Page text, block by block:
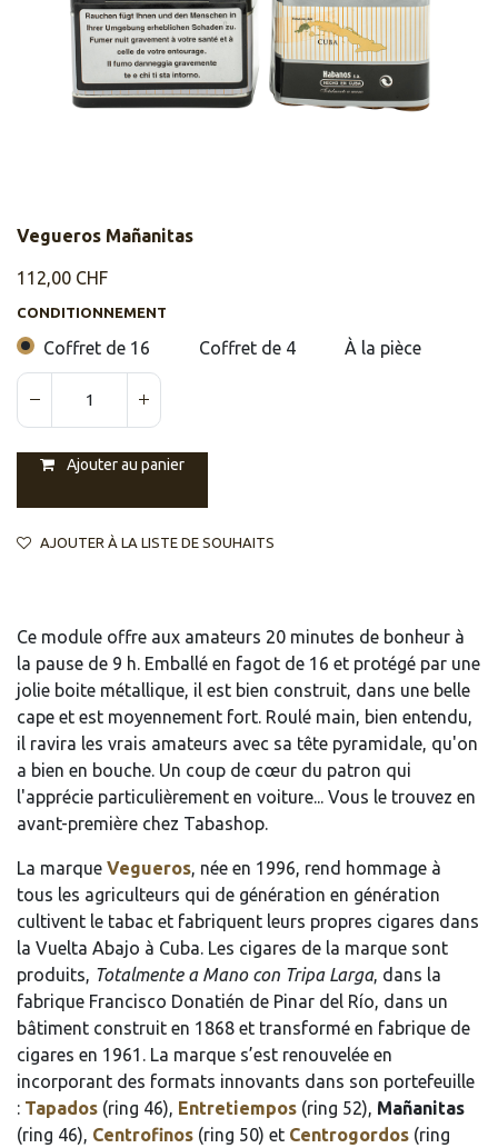
Vegueros Mañanitas
112,00 CHF
CONDITIONNEMENT
Coffret de 16 Coffret de 4 À la pièce
Ajouter au panier
AJOUTER À LA LISTE DE SOUHAITS
Ce module offre aux amateurs 20 minutes de bonheur à
la pause de 9 h. Emballé en fagot de 16 et protégé par une
jolie boite métallique, il est bien construit, dans une belle
cape et est moyennement fort. Roulé main, bien entendu,
il ravira les vrais amateurs avec sa tête pyramidale, qu'on
a bien en bouche. Un coup de cœur du patron qui
l'apprécie particulièrement en voiture... Vous le trouvez en
avant-première chez Tabashop.
La marque Vegueros, née en 1996, rend hommage à
tous les agriculteurs qui de génération en génération
cultivent le tabac et fabriquent leurs propres cigares dans
la Vuelta Abajo à Cuba. Les cigares de la marque sont
produits, Totalmente a Mano con Tripa Larga, dans la
fabrique Francisco Donatién de Pinar del Río, dans un
bâtiment construit en 1868 et transformé en fabrique de
cigares en 1961. La marque s’est renouvelée en
incorporant des formats innovants dans son portefeuille
: Tapados (ring 46), Entretiempos (ring 52), Mañanitas
(ring 46), Centrofinos (ring 50) et Centrogordos (ring